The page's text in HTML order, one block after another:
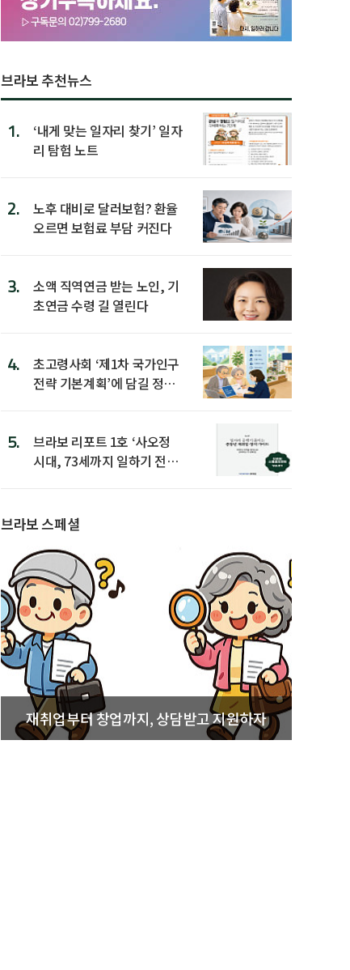
브라보 추천뉴스
1.
‘내게 맞는 일자리 찾기’ 일자
리 탐험 노트
2.
노후 대비로 달러보험? 환율
오르면 보험료 부담 커진다
3.
소액 직역연금 받는 노인, 기
초연금 수령 길 열린다
4.
초고령사회 ‘제1차 국가인구
전략 기본계획’에 담길 정책
5.
브라보 리포트 1호 ‘사오정
시대, 73세까지 일하기 전략’
브라보 스페셜
재취업부터 창업까지, 상담받고 지원하자